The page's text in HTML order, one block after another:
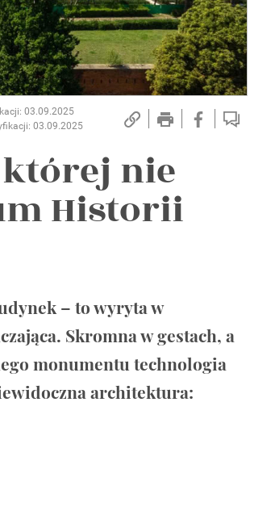
03.09.2025
03.09.2025
nie
Historii
– to wyryta w
Skromna w gestach, a
monumentu technologia
architektura: